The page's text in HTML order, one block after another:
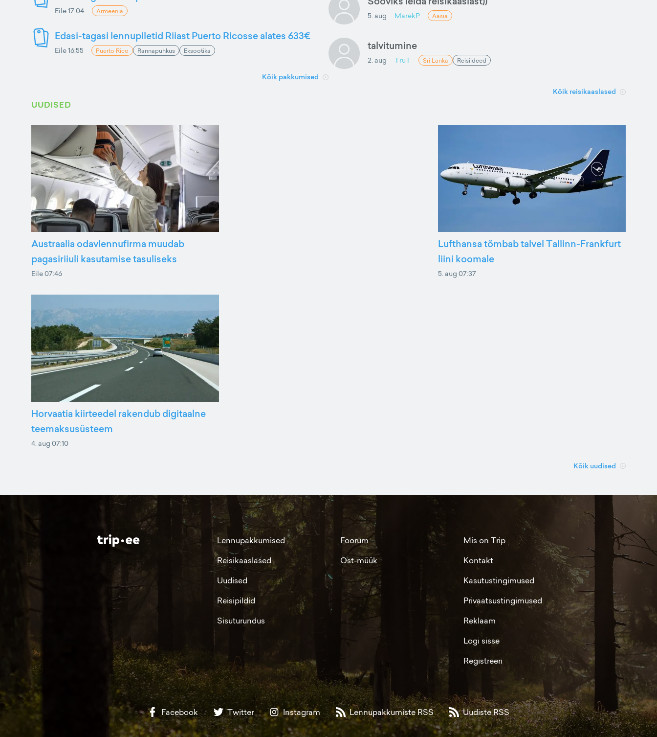
Eile 17:04 Armeenia
Edasi-tagasi lennupiletid Riiast Puerto Ricosse alates 633€
Eile 16:55 Puerto Rico Rannapuhkus Eksootika
Kõik pakkumised
5. aug MarekP Aasia
talvitumine
2. aug TruT Sri Lanka Reisiideed
Kõik reisikaaslased
UUDISED
Austraalia odavlennufirma muudab
pagasiriiuli kasutamise tasuliseks
Eile 07:46
Lufthansa tõmbab talvel Tallinn-Frankfurt
liini koomale
5. aug 07:37
Horvaatia kiirteedel rakendub digitaalne
teemaksusüsteem
4. aug 07:10
Kõik uudised
Lennupakkumised
Reisikaaslased
Uudised
Reisipildid
Sisuturundus
Foorum
Ost-müük
Mis on Trip
Kontakt
Kasutustingimused
Privaatsustingimused
Reklaam
Logi sisse
Registreeri
Facebook Twitter Instagram Lennupakkumiste RSS Uudiste RSS